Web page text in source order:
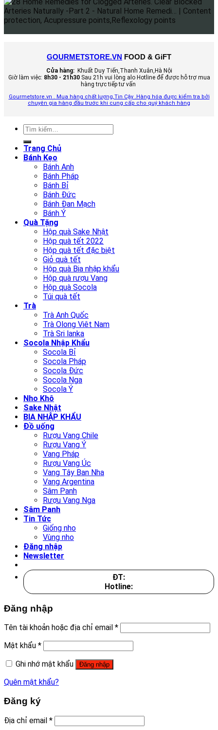
GOURMETSTORE.VN FOOD & GiFT
Cửa hàng:Khuất Duy Tiến,Thanh Xuân,Hà Nội
Giờ làm việc: 8h30 - 21h30Sau 21h vui lòng alo Hotline để được hỗ trợ mua
hàng trực tiếp tư vấn
Gourmetstore.vn . Mua hàng chất lượng,Tin Cậy .Hàng hóa được kiểm tra bởi
chuyên gia hàng đầu trước khi cung cấp cho quý khách hàng
Tìm
kiếm:
Trang Chủ
Bánh Kẹo
Bánh Anh
Bánh Pháp
Bánh Bỉ
Bánh Đức
Bánh Đan Mạch
Bánh Ý
Quà Tặng
Hộp quà Sake Nhật
Hộp quà tết 2022
Hộp quà tết đặc biệt
Giỏ quà tết
Hộp quà Bia nhập khẩu
Hộp quà rượu Vang
Hộp quà Socola
Túi quà tết
Trà
Trà Anh Quốc
Trà Olong Viêt Nam
Trà Sri lanka
Socola Nhập Khẩu
Socola Bỉ
Socola Pháp
Socola Đức
Socola Nga
Socola Ý
Nho Khô
Sake Nhật
BIA NHẬP KHẨU
Đồ uống
Rượu Vang Chile
Rượu Vang Ý
Vang Pháp
Rượu Vang Úc
Vang Tây Ban Nha
Vang Argentina
Sâm Panh
Rượu Vang Nga
Sâm Panh
Tin Tức
Giống nho
Vùng nho
Đăng nhập
Newsletter
ĐT:
Hotline:
Đăng nhập
Tên tài khoản hoặc địa chỉ email *
Mật khẩu *
Ghi nhớ mật khẩu
Đăng nhập
Quên mật khẩu?
Đăng ký
Địa chỉ email *